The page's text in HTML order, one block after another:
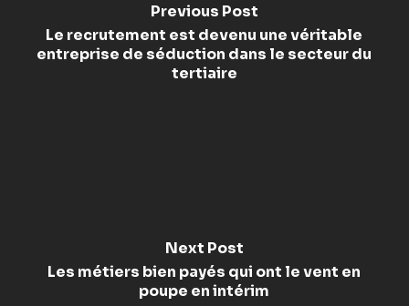
Previous Post
Le recrutement est devenu une véritable
entreprise de séduction dans le secteur du
tertiaire
Next Post
Les métiers bien payés qui ont le vent en
poupe en intérim